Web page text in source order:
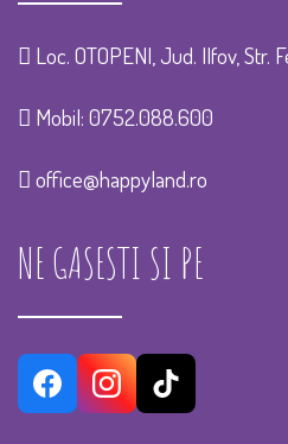
Loc. OTOPENI, Jud. Ilfov, Str.
Mobil: 0752.088.600
office@happyland.ro
NE GASESTI SI PE